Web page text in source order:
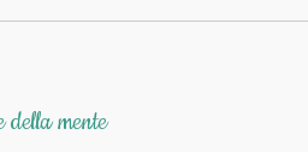
della mente